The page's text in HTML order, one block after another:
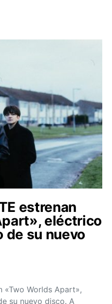
estrenan
eléctrico
de su nuevo
«Two Worlds Apart»,
su nuevo disco. A